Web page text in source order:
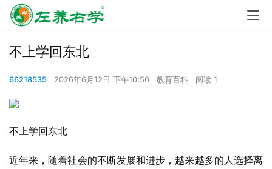
不上学回东北
66218535 2026年6月12日 下午10:50 教育百科 阅读 1
不上学回东北
近年来，随着社会的不断发展和进步，越来越多的人选择离